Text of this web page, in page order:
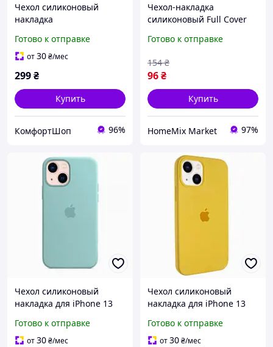
Чехол силиконовый
накладка
iPhone 13 с микрофиброй
внутри Sea Blue
Готово к отправке
от30₴/мес
299₴
Купить
КомфортШоп 96%
Чехол-накладка
силиконовый Full Cover
защита камеры с
Blue PT-11275
Готово к отправке
96₴
154 ₴
Купить
HomeMix Market 97%
Чехол силиконовый
накладка для iPhone 13
микрофиброй легкий
защитный аксессуар
Готово к отправке
от30₴/мес
Чехол силиконовый
накладка для iPhone 13
микрофиброй желтый
Готово к отправке
от30₴/мес